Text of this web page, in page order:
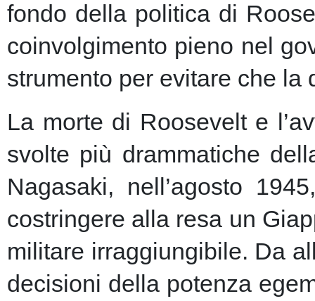
fondo della politica di
coinvolgimento pieno nel
strumento per evitare che
La morte di Roosevelt e
svolte più drammatiche
Nagasaki, nell’agosto
costringere alla resa un
militare irraggiungibile. Da
decisioni della potenza